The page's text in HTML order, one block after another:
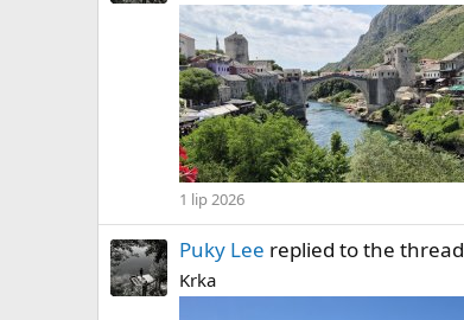
1 lip 2026
Puky Lee replied to the thread
Krka